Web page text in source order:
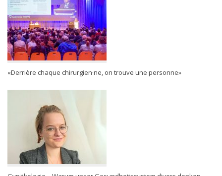
«Derrière chaque chirurgien·ne, on trouve une personne»